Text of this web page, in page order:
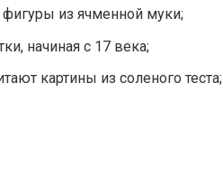
из ячменной муки;
начиная с 17 века;
картины из соленого теста;